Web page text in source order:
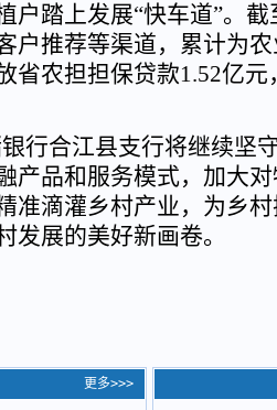
户踏上发展“快车道”。
户推荐等渠道，累计为
省农担担保贷款1.52亿
行合江县支行将继续坚
产品和服务模式，加大
准滴灌乡村产业，为乡
发展的美好新画卷。
更多>>>